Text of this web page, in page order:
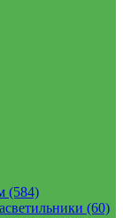
(584)
(60)